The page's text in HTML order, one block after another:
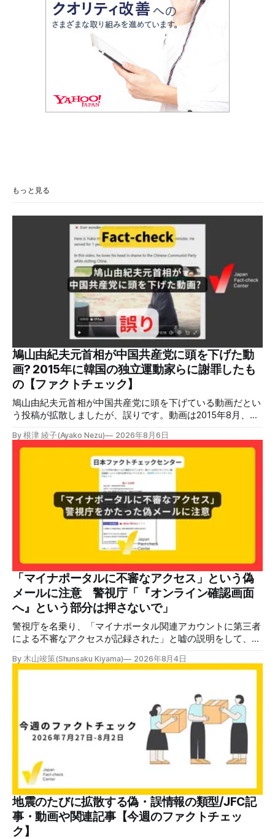
もっと見る
鳩山由紀夫元首相が中国共産党に頭を下げた動
画? 2015年に韓国の独立運動家らに謝罪したも
の【ファクトチェック】
鳩山由紀夫元首相が中国共産党に頭を下げている動画だとい
う投稿が拡散しましたが、誤りです。動画は2015年8月、鳩
立運動家らに謝罪した映像です。中国共産党に対して頭を下
げている動画ではありません。 検証対象 拡散した言説 2026
年7月30日、「日本人がなぜ左翼を嫌うのか、考えたことは
ありますか？/ここに日本の左寄り首相だった鳩山由紀夫が
います。彼は2009年から2010年まで1年間務めました。/こ
のビデオでは、彼が中国を訪問中に中国共産党に対して恥じ
らいながら頭を下げています」という英文付きの動画がXで
ポストされ、表示は20万件を超える。 投稿には「私の日本
語力が衰えていたら申し訳ないですが、動画に『韓国』と書
いてあるように見えます」などの英語の指摘もあるが、「日
本が犯した残虐行為を謝罪するのは悪いことだと思わない」
「共産主義者に恥じて頭を下げるべき人はいない」など、拡
散した投稿を真に受けた反応も多いため検証する。 検証過
程 動
By 根津 綾子(Ayako Nezu) 2026年8月6日
「マイナポータルに不審なアクセス」という偽
メールに注意 警視庁「『オンライン確認画面
へ』という部分は押さないで」
警視庁を名乗り、「マイナポータル関連アカウントに第三者
による不審なアクセスが記録された」と嘘の説明をして、リ
で、メール内のリンクを押さないようにと注意を呼びかけて
部」を名乗るメールが届いたという投稿がX（旧Twitter）上
で複数確認できる(例1、例2、例3)。 偽メールの件名は
「【警視庁】マイナポータル：不審なアクセスの確認」。本
文には「警視庁サイバーセキュリティ対策本部」「通知番
号：MN-2026-●●●」「マイナポータル関連アカウント
に、第三者による不審なアクセスが記録されました」「お客
様のメールアドレスと一致しています」と記している。 そ
のうえで「2026年8月2日（日）23:59までに、ご本人操作か
どうかご確認ください」などと「オンライン確認画面へ」と
いうリンクをクリックするよう誘導している。 本文には、
警視庁の住所（東京都千代田区霞が関2-1-1）も書かれてい
By 木山竣策(Shunsaku Kiyama) 2026年8月4日
地震のたびに拡散する偽・誤情報の類型/JFC記
事・動画や関連記事【今週のファクトチェッ
ク】